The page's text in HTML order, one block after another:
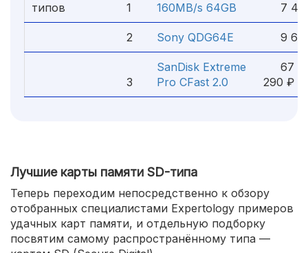
типов
1
160MB/s 64GB
7
2 Sony QDG64E 9
3
SanDisk Extreme
Pro CFast 2.0
67
290 ₽
Лучшие карты памяти SD-типа
Теперь переходим непосредственно к обзору
отобранных специалистами Expertology примеров
удачных карт памяти, и отдельную подборку
посвятим самому распространённому типа —